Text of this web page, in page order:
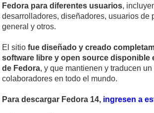
Fedora para diferentes usuarios,
desarrolladores, diseñadores, usuarios de
general y otros.
El sitio fue diseñado y creado
software libre y open source disponible
de Fedora, y que mantienen y traducen
colaboradores en todo el mundo.
Para descargar Fedora 14, ingresen a